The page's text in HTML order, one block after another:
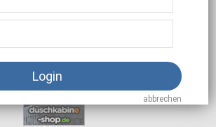
Login
abbrechen